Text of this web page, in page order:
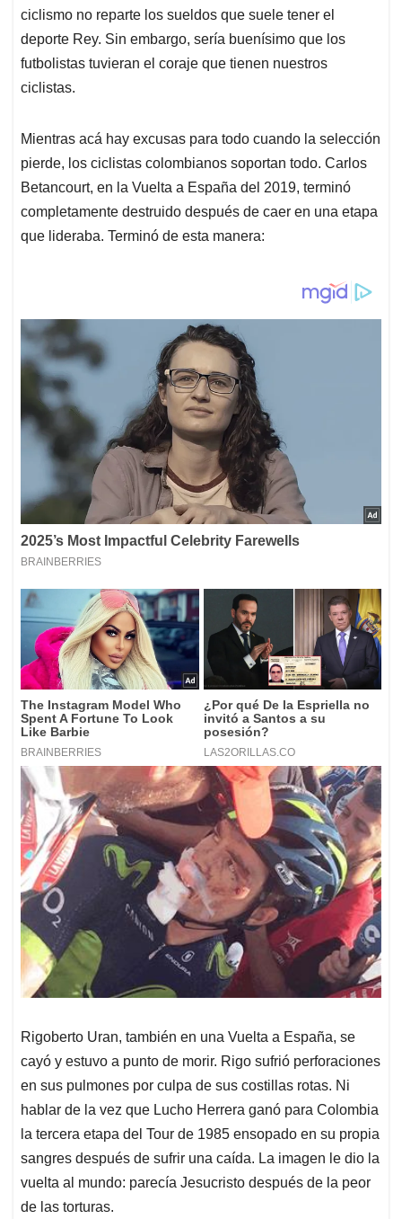
ciclismo no reparte los sueldos que suele tener el
deporte Rey. Sin embargo, sería buenísimo que los
futbolistas tuvieran el coraje que tienen nuestros
ciclistas.
Mientras acá hay excusas para todo cuando la selección
pierde, los ciclistas colombianos soportan todo. Carlos
Betancourt, en la Vuelta a España del 2019, terminó
completamente destruido después de caer en una etapa
que lideraba. Terminó de esta manera:
Rigoberto Uran, también en una Vuelta a España, se
cayó y estuvo a punto de morir. Rigo sufrió perforaciones
en sus pulmones por culpa de sus costillas rotas. Ni
hablar de la vez que Lucho Herrera ganó para Colombia
la tercera etapa del Tour de 1985 ensopado en su propia
sangres después de sufrir una caída. La imagen le dio la
vuelta al mundo: parecía Jesucristo después de la peor
de las torturas.